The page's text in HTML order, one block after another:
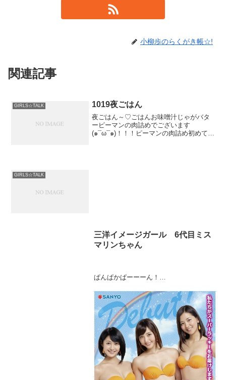
小柳歩のらくがき帳☆!
関連記事
GIRLS☆TALK 1019夜ごはん
夜ごはん～♡ごはんお味噌汁じゃがバタ
ーピーマンの肉詰めでございます
(๑¯ω¯๑)！！！ピーマンの肉詰め初めて作
GIRLS☆TALK
三洋イメージガール 6代目ミス
マリンちゃん
ぱんぱかぱーーーん！
重大発表でーーーす！！！
はい。
実は今日2013年5月15日から
わたし小柳歩が三洋イメージガール 6代
目ミスマリンちゃんとして活動すること
になりました。